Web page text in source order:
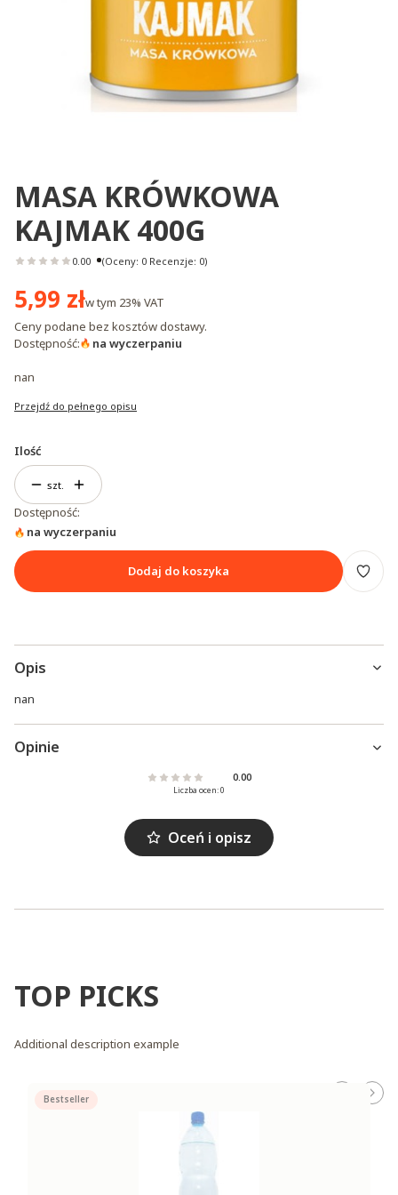
MASA KRÓWKOWA
KAJMAK 400G
0.00 (Oceny: 0 Recenzje: 0)
Cena
5,99 złw tym 23% VAT
Ceny podane bez kosztów dostawy.
Dostępność:
na wyczerpaniu
nan
Przejdź do pełnego opisu
Ilość
szt.
Dostępność:
na wyczerpaniu
Dodaj do koszyka
Opis
nan
Opinie
0.00
Liczba ocen: 0
Oceń i opisz
TOP PICKS
Additional description example
Bestseller